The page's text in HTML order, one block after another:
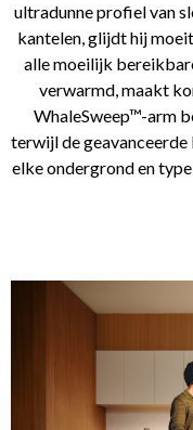
ultradunne profiel van
kantelen, glijdt hij
alle moeilijk
verwarmd, maakt
WhaleSweep™-arm
terwijl de
elke ondergrond en